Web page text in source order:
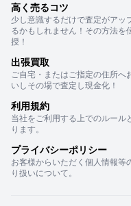
高く売るコツ
少し意識するだけで査定がアッ
るかもしれません！その方法を
授！
出張買取
ご自宅・またはご指定の住所へ
いしその場で査定し現金化！
利用規約
当社をご利用する上でのルール
ります。
プライバシーポリシー
お客様からいただく個人情報等
り扱いについて。